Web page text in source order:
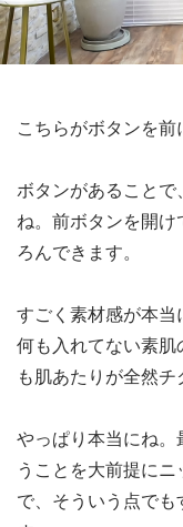
こちらがボタンを前
ボタンがあること
ね。前ボタンを開
ろんできます。
すごく素材感が本
何も入れてない素
も肌あたりが全然チ
やっぱり本当にね
うことを大前提に
で、そういう点で